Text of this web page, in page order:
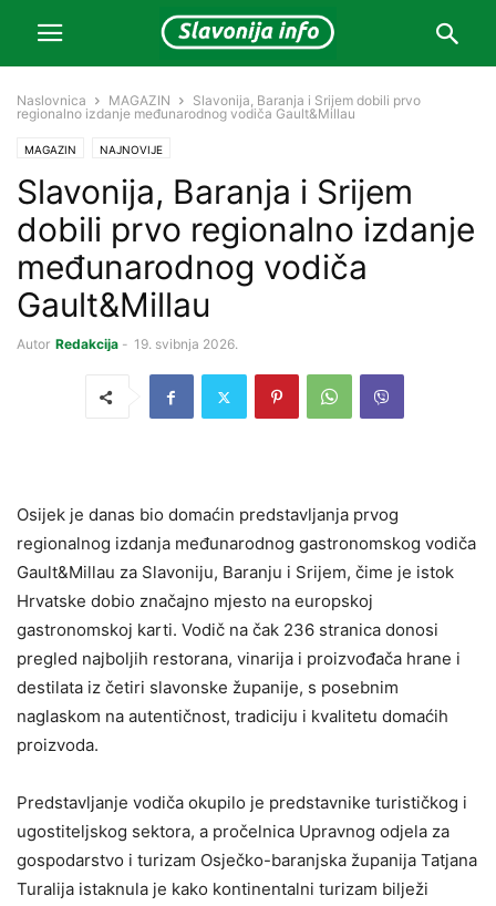
Naslovnica MAGAZIN
Slavonija, Baranja i Srijem dobili prvo
regionalno izdanje međunarodnog vodiča Gault&Millau
MAGAZIN NAJNOVIJE
Slavonija, Baranja i Srijem
dobili prvo regionalno izdanje
međunarodnog vodiča
Gault&Millau
Autor Redakcija - 19. svibnja 2026.
Osijek je danas bio domaćin predstavljanja prvog
regionalnog izdanja međunarodnog gastronomskog vodiča
Gault&Millau za Slavoniju, Baranju i Srijem, čime je istok
Hrvatske dobio značajno mjesto na europskoj
gastronomskoj karti. Vodič na čak 236 stranica donosi
pregled najboljih restorana, vinarija i proizvođača hrane i
destilata iz četiri slavonske županije, s posebnim
naglaskom na autentičnost, tradiciju i kvalitetu domaćih
proizvoda.
Predstavljanje vodiča okupilo je predstavnike turističkog i
ugostiteljskog sektora, a pročelnica Upravnog odjela za
gospodarstvo i turizam Osječko-baranjska županija Tatjana
Turalija istaknula je kako kontinentalni turizam bilježi